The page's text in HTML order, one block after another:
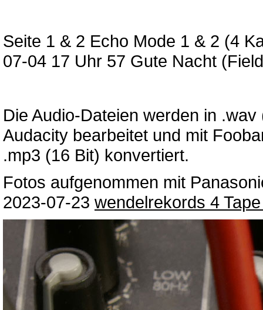
Seite 1 & 2 Echo Mode 1 & 2 (4
07-04 17 Uhr 57 Gute Nacht
Die Audio-Dateien werden in
Audacity bearbeitet und mit
.mp3 (16 Bit) konvertiert.
Fotos aufgenommen mit
2023-07-23 wendelrekords 4